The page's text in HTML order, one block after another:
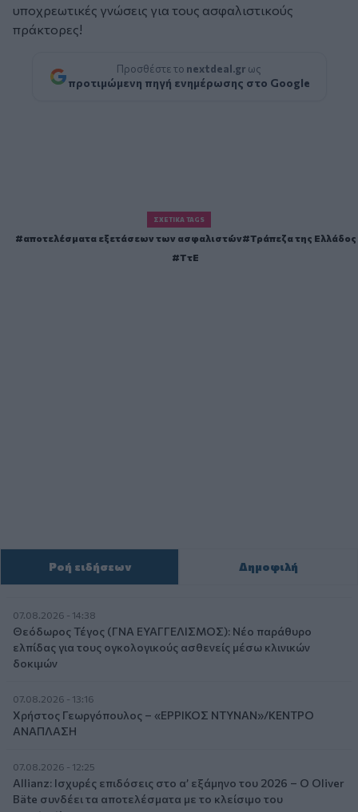
υποχρεωτικές γνώσεις για τους ασφαλιστικούς
πράκτορες!
Προσθέστε το nextdeal.gr ως
προτιμώμενη πηγή ενημέρωσης στο Google
ΣΧΕΤΙΚΆ TAGS
αποτελέσματα εξετάσεων των ασφαλιστών
Τράπεζα της Ελλάδος
ΤτΕ
Ροή ειδήσεων Δημοφιλή
07.08.2026 - 14:38
Θεόδωρος Τέγος (ΓΝΑ ΕΥΑΓΓΕΛΙΣΜΟΣ): Νέο παράθυρο
ελπίδας για τους ογκολογικούς ασθενείς μέσω κλινικών
δοκιμών
07.08.2026 - 13:16
Χρήστος Γεωργόπουλος – «ΕΡΡΙΚΟΣ ΝΤΥΝΑΝ»/ΚΕΝΤΡΟ
ΑΝΑΠΛΑΣΗ
07.08.2026 - 12:25
Allianz: Ισχυρές επιδόσεις στο α’ εξάμηνο του 2026 – Ο Oliver
Bäte συνδέει τα αποτελέσματα με το κλείσιμο του